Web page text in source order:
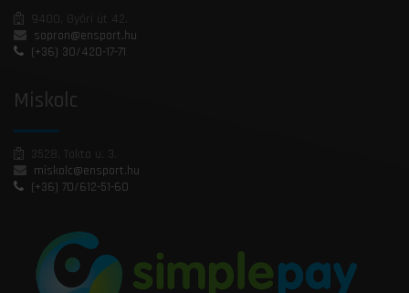
9400, Győri út 42.
sopron@ensport.hu
(+36) 30/420-17-71
Miskolc
3528, Takta u. 3.
miskolc@ensport.hu
(+36) 70/612-51-60